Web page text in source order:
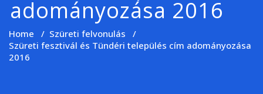
adományozása 2016
Home / Szüreti felvonulás /
Szüreti fesztivál és Tündéri település cím adományozása
2016